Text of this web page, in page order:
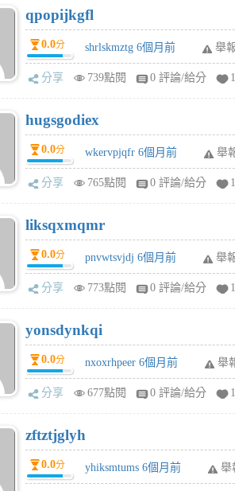
qpopijkgfl
0.0分 shrlskmztg 6個月前 舉
分享 739點閱 0 評論/給分 1
hugsgodiex
0.0分 wkervpjqfr 6個月前 舉
分享 765點閱 0 評論/給分 1
liksqxmqmr
0.0分 pnvwtsvjdj 6個月前 舉
分享 773點閱 0 評論/給分 1
yonsdynkqi
0.0分 nxoxrhpeer 6個月前 舉
分享 677點閱 0 評論/給分 1
zftztjglyh
0.0分 yhiksmtums 6個月前 舉